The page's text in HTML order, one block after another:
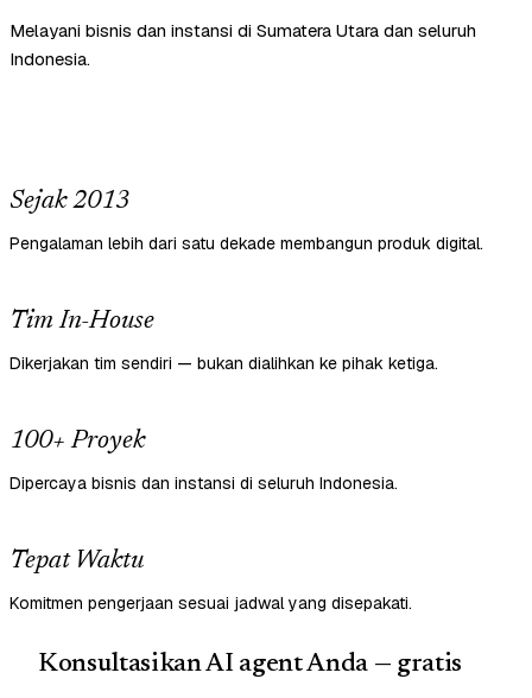
Melayani bisnis dan instansi di Sumatera Utara dan seluruh
Indonesia.
Sejak 2013
Pengalaman lebih dari satu dekade membangun produk digital.
Tim In-House
Dikerjakan tim sendiri — bukan dialihkan ke pihak ketiga.
100+ Proyek
Dipercaya bisnis dan instansi di seluruh Indonesia.
Tepat Waktu
Komitmen pengerjaan sesuai jadwal yang disepakati.
Konsultasikan AI agent Anda — gratis